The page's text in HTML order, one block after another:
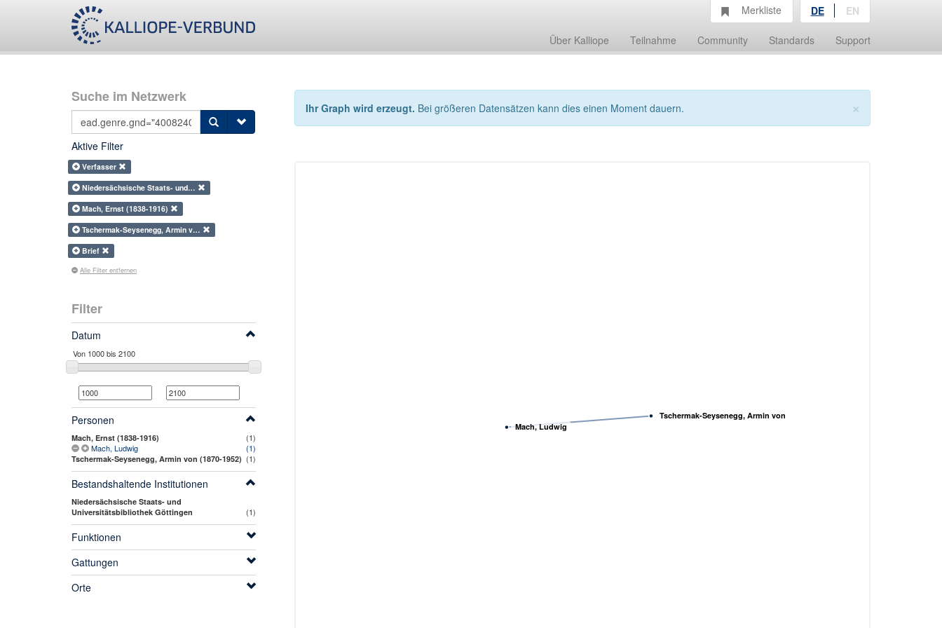
Über Kalliope Teilnahme Community Standards Support
Merkliste DE EN
Suche im Netzwerk
Aktive Filter
Verfasser
Niedersächsische Staats- und…
Mach, Ernst (1838-1916)
Tschermak-Seysenegg, Armin v…
Brief
Alle Filter entfernen
Filter
Datum
Personen
Mach, Ernst (1838-1916)
(1)
Mach, Ludwig
(1)
Tschermak-Seysenegg, Armin von (1870-1952) (1)
Bestandshaltende Institutionen
Niedersächsische Staats- und
Universitätsbibliothek Göttingen
(1)
Funktionen
Gattungen
Orte
×
Ihr Graph wird erzeugt. Bei größeren Datensätzen kann dies einen Moment dauern.
Tschermak-Seysenegg, Armin von
Mach, Ludwig